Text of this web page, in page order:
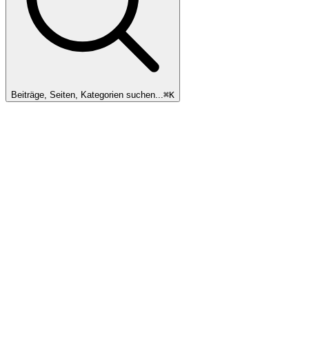
Beiträge, Seiten, Kategorien suchen...⌘K